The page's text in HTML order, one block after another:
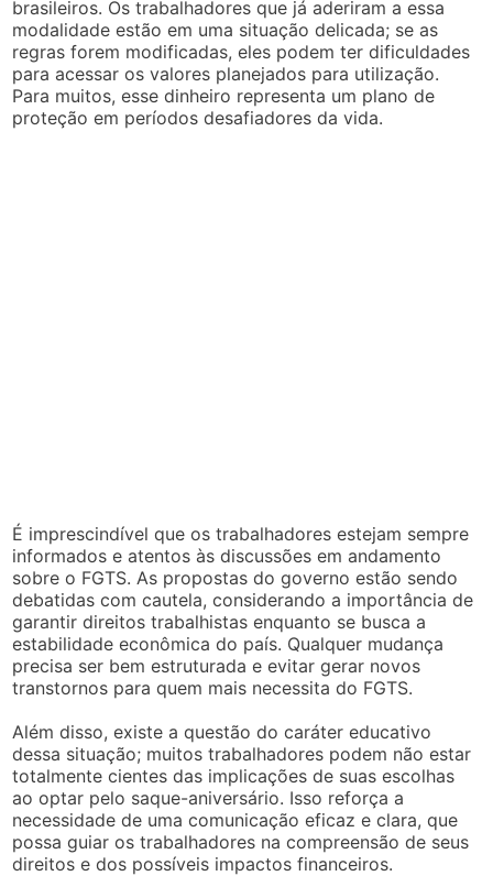
brasileiros. Os trabalhadores que já aderiram a essa
modalidade estão em uma situação delicada; se as
regras forem modificadas, eles podem ter dificuldades
para acessar os valores planejados para utilização.
Para muitos, esse dinheiro representa um plano de
proteção em períodos desafiadores da vida.
É imprescindível que os trabalhadores estejam sempre
informados e atentos às discussões em andamento
sobre o FGTS. As propostas do governo estão sendo
debatidas com cautela, considerando a importância de
garantir direitos trabalhistas enquanto se busca a
estabilidade econômica do país. Qualquer mudança
precisa ser bem estruturada e evitar gerar novos
transtornos para quem mais necessita do FGTS.
Além disso, existe a questão do caráter educativo
dessa situação; muitos trabalhadores podem não estar
totalmente cientes das implicações de suas escolhas
ao optar pelo saque-aniversário. Isso reforça a
necessidade de uma comunicação eficaz e clara, que
possa guiar os trabalhadores na compreensão de seus
direitos e dos possíveis impactos financeiros.